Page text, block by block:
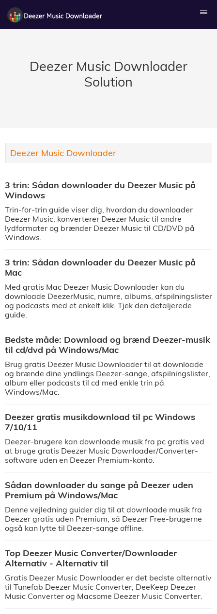
Deezer Music Downloader
Solution
Deezer Music Downloader
3 trin: Sådan downloader du Deezer Music på
Windows
Trin-for-trin guide viser dig, hvordan du downloader
Deezer Music, konverterer Deezer Music til andre
lydformater og brænder Deezer Music til CD/DVD på
Windows.
3 trin: Sådan downloader du Deezer Music på
Mac
Med gratis Mac Deezer Music Downloader kan du
downloade DeezerMusic, numre, albums, afspilningslister
og podcasts med et enkelt klik. Tjek den detaljerede
guide.
Bedste måde: Download og brænd Deezer-musik
til cd/dvd på Windows/Mac
Brug gratis Deezer Music Downloader til at downloade
og brænde dine yndlings Deezer-sange, afspilningslister,
album eller podcasts til cd med enkle trin på
Windows/Mac.
Deezer gratis musikdownload til pc Windows
7/10/11
Deezer-brugere kan downloade musik fra pc gratis ved
at bruge gratis Deezer Music Downloader/Converter-
software uden en Deezer Premium-konto.
Sådan downloader du sange på Deezer uden
Premium på Windows/Mac
Denne vejledning guider dig til at downloade musik fra
Deezer gratis uden Premium, så Deezer Free-brugerne
også kan lytte til Deezer-sange offline.
Top Deezer Music Converter/Downloader
Alternativ - Alternativ til
Gratis Deezer Music Downloader er det bedste alternativ
til Tunefab Deezer Music Converter, DeeKeep Deezer
Music Converter og Macsome Deezer Music Converter.